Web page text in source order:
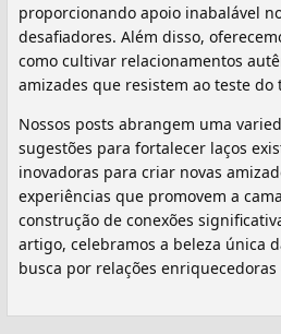
proporcionando apoio inabalável
desafiadores. Além disso,
como cultivar relacionamentos
amizades que resistem ao teste do
Nossos posts abrangem uma
sugestões para fortalecer laços
inovadoras para criar novas
experiências que promovem a
construção de conexões
artigo, celebramos a beleza única
busca por relações